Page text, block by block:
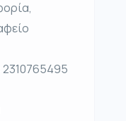
2310765495